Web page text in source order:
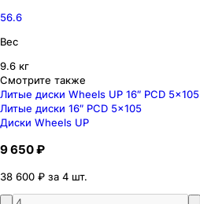
56.6
Вес
9.6 кг
Смотрите также
Литые диски Wheels UP 16″ PCD 5x105
Литые диски 16″ PCD 5x105
Диски Wheels UP
9 650 ₽
38 600 ₽ за 4 шт.